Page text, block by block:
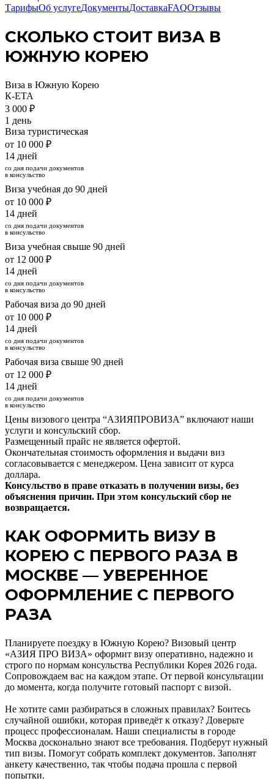
ТарифыОб услугеДокументыДоставкаFAQОтзывы
СКОЛЬКО СТОИТ ВИЗА В
ЮЖНУЮ КОРЕЮ
Виза в Южную Корею
К-ETA
3 000 ₽
1 день
Виза туристическая
от 10 000 ₽
14 дней
со дня подачи документов
в консульство
Виза учебная до 90 дней
от 10 000 ₽
14 дней
со дня подачи документов
в консульство
Виза учебная свыше 90 дней
от 12 000 ₽
14 дней
со дня подачи документов
в консульство
Рабочая виза до 90 дней
от 10 000 ₽
14 дней
со дня подачи документов
в консульство
Рабочая виза свыше 90 дней
от 12 000 ₽
14 дней
со дня подачи документов
в консульство
Цены визового центра “АЗИЯПРОВИЗА” включают наши
услуги и консульский сбор.
Размещенный прайс не является офертой.
Окончательная стоимость оформления и выдачи виз
согласовывается с менеджером. Цена зависит от курса
доллара.
Консульство в праве отказать в получении визы, без
объяснения причин. При этом консульский сбор не
возвращается.
КАК ОФОРМИТЬ ВИЗУ В
КОРЕЮ С ПЕРВОГО РАЗА В
МОСКВЕ — УВЕРЕННОЕ
ОФОРМЛЕНИЕ С ПЕРВОГО
РАЗА
Планируете поездку в Южную Корею? Визовый центр
«АЗИЯ ПРО ВИЗА» оформит визу оперативно, надежно и
строго по нормам консульства Республики Корея 2026 года.
Сопровождаем вас на каждом этапе. От первой консультации
до момента, когда получите готовый паспорт с визой.
Не хотите сами разбираться в сложных правилах? Боитесь
случайной ошибки, которая приведёт к отказу? Доверьте
процесс профессионалам. Наши специалисты в городе
Москва досконально знают все требования. Подберут нужный
тип визы. Помогут собрать комплект документов. Заполнят
анкету качественно, так чтобы подача прошла с первой
попытки.